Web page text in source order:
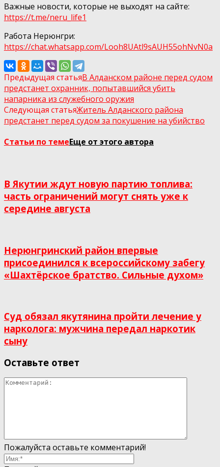
Важные новости, которые не выходят на сайте:
https://t.me/neru_life1
Работа Нерюнгри:
https://chat.whatsapp.com/Looh8UAtl9sAUH55ohNvN0a
Предыдущая статьяВ Алданском районе перед судом
предстанет охранник, попытавшийся убить
напарника из служебного оружия
Следующая статьяЖитель Алданского района
предстанет перед судом за покушение на убийство
Статьи по темеЕще от этого автора
В Якутии ждут новую партию топлива:
часть ограничений могут снять уже к
середине августа
Нерюнгринский район впервые
присоединился к всероссийскому забегу
«Шахтёрское братство. Сильные духом»
Суд обязал якутянина пройти лечение у
нарколога: мужчина передал наркотик
сыну
Оставьте ответ
Пожалуйста оставьте комментарий!